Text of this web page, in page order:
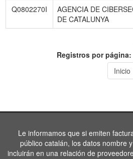
Q0802270I
AGENCIA DE
DE CATALUNYA
Registros por página:
Inicio
Le informamos que si emiten
público catalán, los datos nombre
incluirán en una relación de